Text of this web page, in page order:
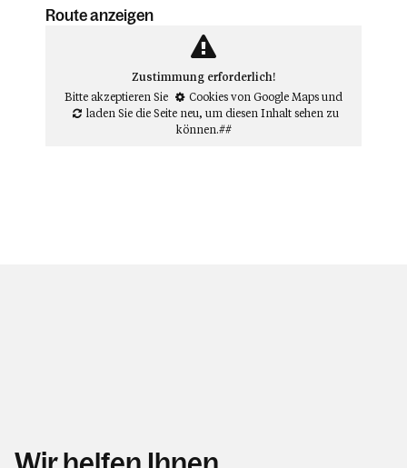
Route anzeigen
Zustimmung erforderlich!
Bitte akzeptieren Sie
Cookies von Google Mapsund
laden Sie die Seite neu, um diesen Inhalt sehen zu
können.##